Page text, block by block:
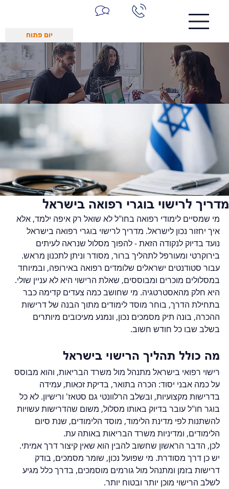
יום פתוח
מדריך לרישוי בוגרי רפואה בישראל
מי שמסיים לימודי רפואה בחו"ל לא שואל רק איפה ילמד, אלא
איך יחזור נכון לישראל. מדריך לרישוי בוגרי רפואה בישראל
נועד בדיוק לנקודה הזאת - להפוך מסלול שנראה לעיתים
בירוקרטי ומעורפל לתהליך ברור, מסודר וניתן לתכנון מראש.
עבור סטודנטים ישראלים שלומדים רפואה באירופה, ובמיוחד
במסלולים מוכרים ומבוססים, שאלת הרישוי היא לא עניין שולי.
היא חלק מהאסטרטגיה. מי שחושב כמה צעדים קדימה כבר
בתחילת הדרך, בוחר מוסד לימודים מתוך הבנה של דרישות
ההכרה, בונה תיק מסמכים נכון, ונמנע מעיכובים מיותרים
בשלב שבו כל חודש חשוב.
מה כולל תהליך הרישוי בישראל
רישוי רפואי בישראל מתנהל מול משרד הבריאות, והוא מבוסס
על כמה אבני יסוד: הכרה בתואר, בדיקת זכאות, עמידה
בדרישות מקצועיות, ובשלב הרלוונטי גם סטאז' ורישיון. לא כל
בוגר חו"ל עובר בדיוק באותו מסלול, משום שהדרישות עשויות
להשתנות לפי מדינת הלימוד, מוסד הלימודים, שנת סיום
הלימודים, ומדיניות משרד הבריאות באותה עת.
לכן, הדבר הראשון שחשוב להבין הוא שאין קיצור דרך אמיתי.
יש כן דרך מסודרת. מי שפועל נכון, שומר מסמכים, בודק
דרישות בזמן ומתנהל מול גורמים מוסמכים, בדרך כלל מגיע
לשלב הרישוי מוכן יותר ובטוח יותר.